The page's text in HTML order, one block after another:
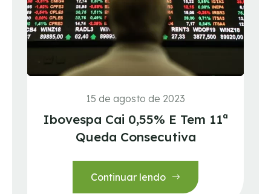
15 de agosto de 2023
Ibovespa Cai 0,55% E Tem 11ª
Queda Consecutiva
Continuar lendo